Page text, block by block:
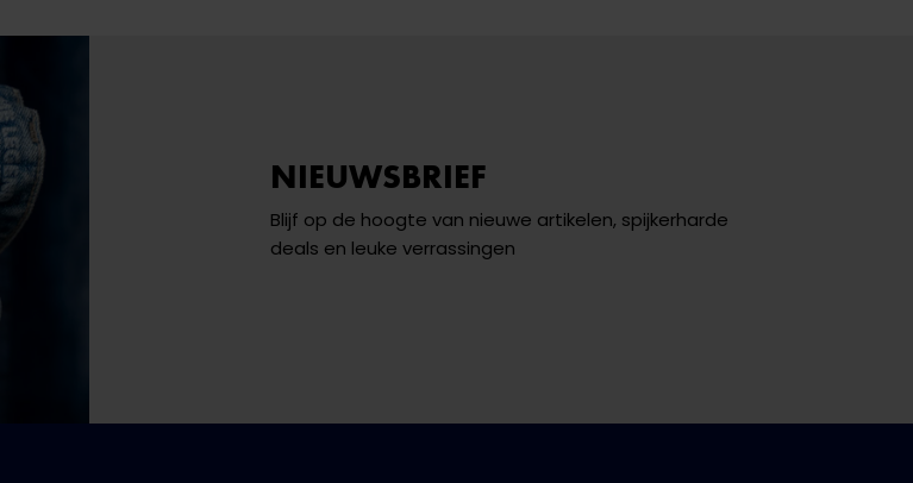
NIEUWSBRIEF
Blijf op de hoogte van nieuwe artikelen, spijkerharde
deals en leuke verrassingen